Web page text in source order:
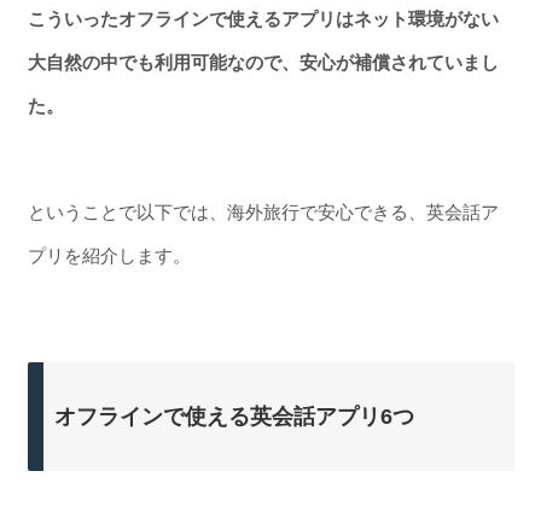
こういったオフラインで使えるアプリはネット環境がない
大自然の中でも利用可能なので、安心が補償されていまし
た。
ということで以下では、海外旅行で安心できる、英会話ア
プリを紹介します。
オフラインで使える英会話アプリ6つ